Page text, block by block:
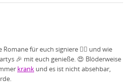
für euch signiere ✍🏻 und wie
🎉 mit euch genieße. 😍 Blöderweise
krank und es ist nicht absehbar,